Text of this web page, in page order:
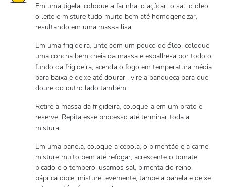
Em uma tigela, coloque a farinha, o açúcar, o sal, o óleo,
o leite e misture tudo muito bem até homogeneizar,
resultando em uma massa lisa.
Em uma frigideira, unte com um pouco de óleo, coloque
uma concha bem cheia da massa e espalhe-a por todo o
fundo da frigideira, acenda o fogo em temperatura média
para baixa e deixe até dourar , vire a panqueca para que
doure do outro lado também.
Retire a massa da frigideira, coloque-a em um prato e
reserve. Repita esse processo até terminar toda a
mistura.
Em uma panela, coloque a cebola, o pimentão e a carne,
misture muito bem até refogar, acrescente o tomate
picado e o tempero, usamos sal, pimenta do reino,
páprica doce, misture levemente, tampe a panela e deixe